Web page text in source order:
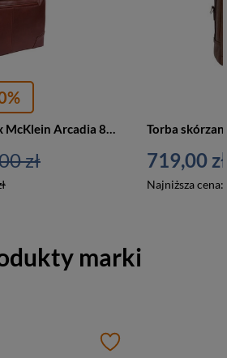
Torba skórzana unisex McKlein Arcadia 88764 aktówka na laptopa 17 A4 brązowa
zł 719,00 zł
Najniższa cena:
marki